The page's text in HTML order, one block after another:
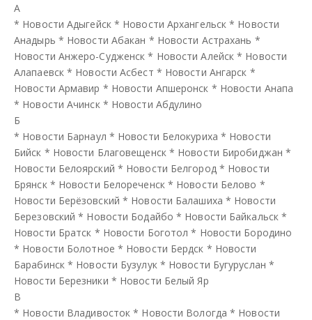
А
* Новости Адыгейск * Новости Архангельск * Новости
Анадырь * Новости Абакан * Новости Астрахань *
Новости Анжеро-Судженск * Новости Алейск * Новости
Алапаевск * Новости Асбест * Новости Ангарск *
Новости Армавир * Новости Апшеронск * Новости Анапа
* Новости Ачинск * Новости Абдулино
Б
* Новости Барнаул * Новости Белокуриха * Новости
Бийск * Новости Благовещенск * Новости Биробиджан *
Новости Белоярский * Новости Белгород * Новости
Брянск * Новости Белореченск * Новости Белово *
Новости Берёзовский * Новости Балашиха * Новости
Березовский * Новости Бодайбо * Новости Байкальск *
Новости Братск * Новости Боготол * Новости Бородино
* Новости Болотное * Новости Бердск * Новости
Барабинск * Новости Бузулук * Новости Бугуруслан *
Новости Березники * Новости Белый Яр
В
* Новости Владивосток * Новости Вологда * Новости